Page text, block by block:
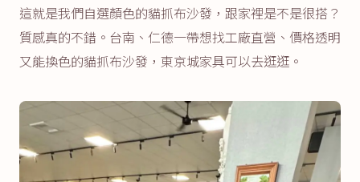
這就是我們自選顏色的貓抓布沙發，跟家裡是不是很搭？
質感真的不錯。台南、仁德一帶想找工廠直營、價格透明
又能換色的貓抓布沙發，東京城家具可以去逛逛。